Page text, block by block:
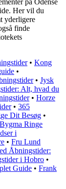
på Odense
Her vil du
yderligere
finde
• Kong
•
• Jysk
Alt, hvad du
• Horze
• 365
Dit Besøg •
Bygma Ringe
i
• Fru Lund
Åbningstider:
i Hobro •
Guide • Frank